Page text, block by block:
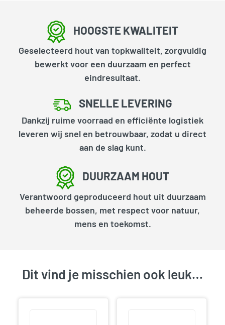
HOOGSTE KWALITEIT
Geselecteerd hout van topkwaliteit, zorgvuldig
bewerkt voor een duurzaam en perfect
eindresultaat.
SNELLE LEVERING
Dankzij ruime voorraad en efficiënte logistiek
leveren wij snel en betrouwbaar, zodat u direct
aan de slag kunt.
DUURZAAM HOUT
Verantwoord geproduceerd hout uit duurzaam
beheerde bossen, met respect voor natuur,
mens en toekomst.
Dit vind je misschien ook leuk…